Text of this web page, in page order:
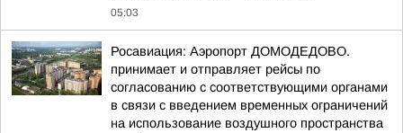
05:03
Росавиация: Аэропорт ДОМОДЕДОВО.
принимает и отправляет рейсы по
согласованию с соответствующими органами
в связи с введением временных ограничений
на использование воздушного пространства